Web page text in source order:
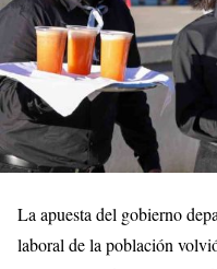
La apuesta del gobierno
laboral de la población